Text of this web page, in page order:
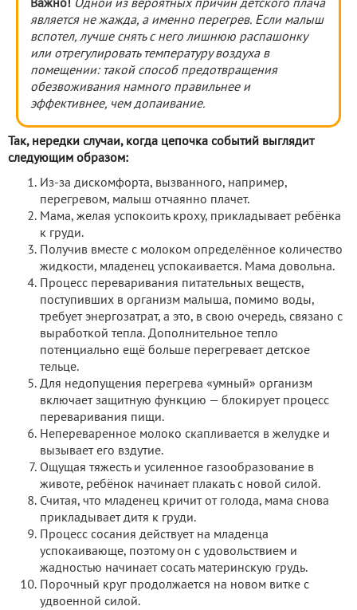
Важно! Одной из вероятных причин детского плача
является не жажда, а именно перегрев. Если малыш
вспотел, лучше снять с него лишнюю распашонку
или отрегулировать температуру воздуха в
помещении: такой способ предотвращения
обезвоживания намного правильнее и
эффективнее, чем допаивание.
Так, нередки случаи, когда цепочка событий выглядит
следующим образом:
Из-за дискомфорта, вызванного, например,
перегревом, малыш отчаянно плачет.
Мама, желая успокоить кроху, прикладывает ребёнка
к груди.
Получив вместе с молоком определённое количество
жидкости, младенец успокаивается. Мама довольна.
Процесс переваривания питательных веществ,
поступивших в организм малыша, помимо воды,
требует энергозатрат, а это, в свою очередь, связано с
выработкой тепла. Дополнительное тепло
потенциально ещё больше перегревает детское
тельце.
Для недопущения перегрева «умный» организм
включает защитную функцию — блокирует процесс
переваривания пищи.
Непереваренное молоко скапливается в желудке и
вызывает его вздутие.
Ощущая тяжесть и усиленное газообразование в
животе, ребёнок начинает плакать с новой силой.
Считая, что младенец кричит от голода, мама снова
прикладывает дитя к груди.
Процесс сосания действует на младенца
успокаивающе, поэтому он с удовольствием и
жадностью начинает сосать материнскую грудь.
Порочный круг продолжается на новом витке с
удвоенной силой.